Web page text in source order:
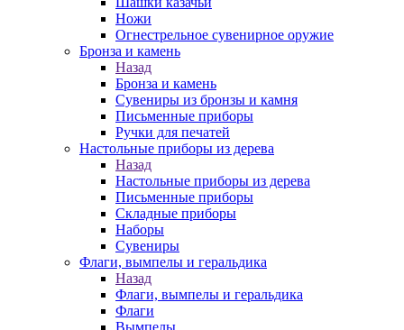
Ножи
Огнестрельное сувенирное оружие
Бронза и камень
Назад
Бронза и камень
Сувениры из бронзы и камня
Письменные приборы
Ручки для печатей
Настольные приборы из дерева
Назад
Настольные приборы из дерева
Письменные приборы
Складные приборы
Наборы
Сувениры
Флаги, вымпелы и геральдика
Назад
Флаги, вымпелы и геральдика
Флаги
Вымпелы